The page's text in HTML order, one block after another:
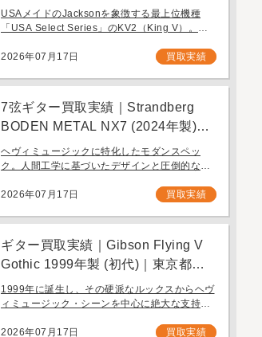
客様より店舗にて買取
USAメイドのJacksonを象徴する最上位機種
「USA Select Series」のKV2（King V）。ハ
にわたり愛され続ける、鋭角なフォルムと洗練
2026年07月17日 買取実績
7弦ギター買取実績｜Strandberg
BODEN METAL NX7 (2024年製)｜
東京都江戸川区より店舗にご来店
ヘヴィミュージックに特化したモダンスペッ
ク。人間工学に基づいたデザインと圧倒的なプ
BODEN METAL NX7」。 スウェーデン発、独
2026年07月17日 買取実績
ギター買取実績｜Gibson Flying V
Gothic 1999年製 (初代)｜東京都江
戸川区より店舗へお持ち込み
1999年に誕生し、その硬派なルックスからヘヴ
ィミュージック・シーンを中心に絶大な支持を
は、生産初年度となる1999年製の「Gibson
2026年07月17日 買取実績